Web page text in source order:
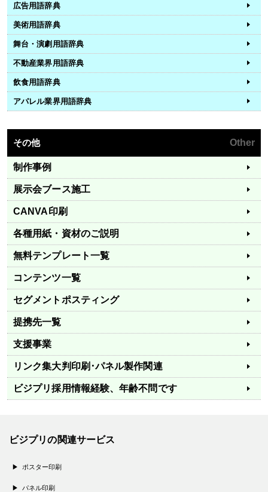
広告用語辞典
美術用語辞典
舞台・演劇用語辞典
不動産業界用語辞典
飲食用語辞典
アパレル業界用語辞典
その他 Other
制作事例
展示会ブース施工
CANVA印刷
各種用紙・資材のご説明
無料テンプレート一覧
コンテンツ一覧
セグメントポスティング
提携先一覧
支援事業
リンク集大判印刷･パネル製作関連
ビジプリ採用情報経験、年齢不問です
ビジプリの関連サービス
ポスター印刷
パネル印刷